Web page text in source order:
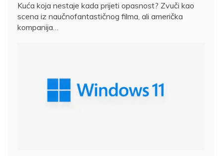
Kuća koja nestaje kada prijeti opasnost? Zvuči kao
scena iz naučnofantastičnog filma, ali američka
kompanija…